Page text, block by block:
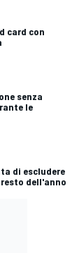
card con
senza
le
di escludere
resto dell'anno